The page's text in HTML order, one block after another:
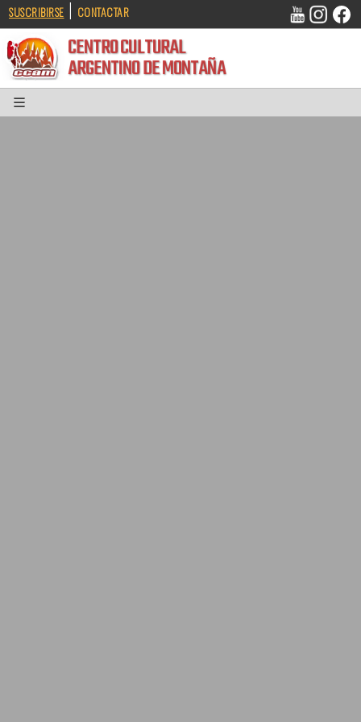
SUSCRIBIRSE | CONTACTAR
CENTRO CULTURAL
ARGENTINO DE MONTAÑA